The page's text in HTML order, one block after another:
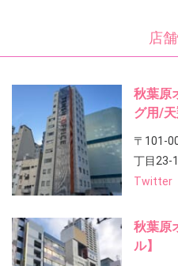
店
秋葉原
グ用/天
〒101-
丁目23-
Twitter
秋葉原
ル】